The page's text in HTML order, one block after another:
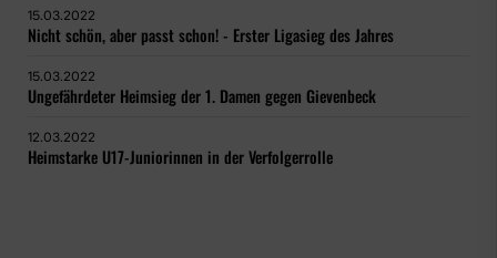
15.03.2022
Nicht schön, aber passt schon! - Erster Ligasieg des Jahres
15.03.2022
Ungefährdeter Heimsieg der 1. Damen gegen Gievenbeck
12.03.2022
Heimstarke U17-Juniorinnen in der Verfolgerrolle